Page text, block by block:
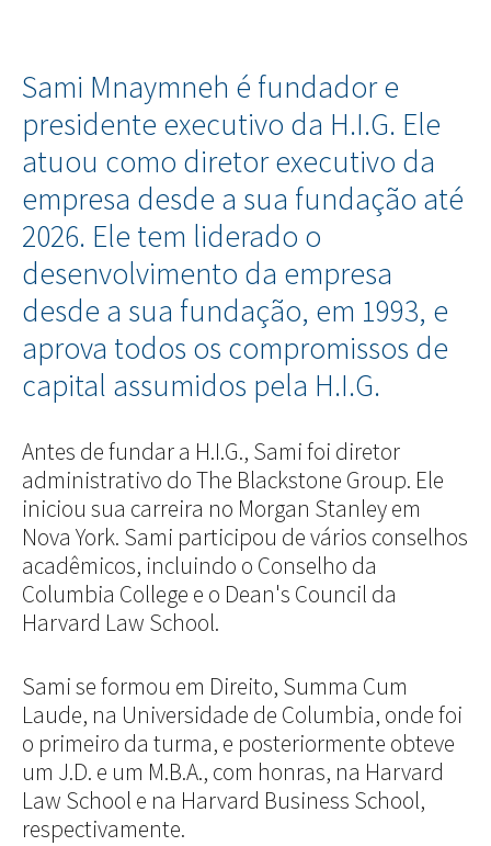
Sami Mnaymneh é fundador e
presidente executivo da H.I.G. Ele
atuou como diretor executivo da
empresa desde a sua fundação até
2026. Ele tem liderado o
desenvolvimento da empresa
desde a sua fundação, em 1993, e
aprova todos os compromissos de
capital assumidos pela H.I.G.
Antes de fundar a H.I.G., Sami foi diretor
administrativo do The Blackstone Group. Ele
iniciou sua carreira no Morgan Stanley em
Nova York. Sami participou de vários conselhos
acadêmicos, incluindo o Conselho da
Columbia College e o Dean's Council da
Harvard Law School.
Sami se formou em Direito, Summa Cum
Laude, na Universidade de Columbia, onde foi
o primeiro da turma, e posteriormente obteve
um J.D. e um M.B.A., com honras, na Harvard
Law School e na Harvard Business School,
respectivamente.